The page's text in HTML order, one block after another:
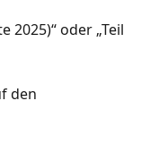
2025)“ oder „Teil
den